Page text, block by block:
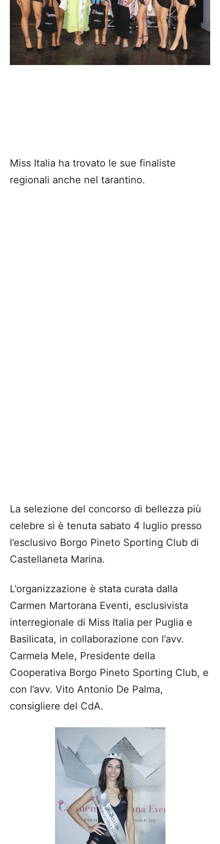
Miss Italia ha trovato le sue finaliste
regionali anche nel tarantino.
La selezione del concorso di bellezza più
celebre si è tenuta sabato 4 luglio presso
l’esclusivo Borgo Pineto Sporting Club di
Castellaneta Marina.
L’organizzazione è stata curata dalla
Carmen Martorana Eventi, esclusivista
interregionale di Miss Italia per Puglia e
Basilicata, in collaborazione con l’avv.
Carmela Mele, Presidente della
Cooperativa Borgo Pineto Sporting Club, e
con l’avv. Vito Antonio De Palma,
consigliere del CdA.